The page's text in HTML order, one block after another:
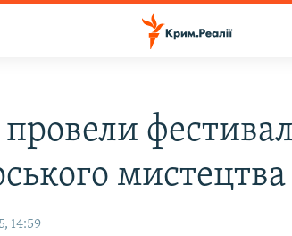
провели
мистецтва
14:59